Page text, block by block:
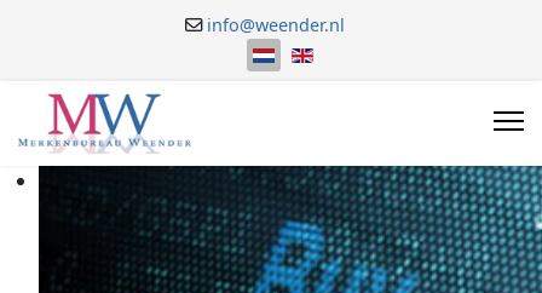
info@weender.nl
Selecteer de taal